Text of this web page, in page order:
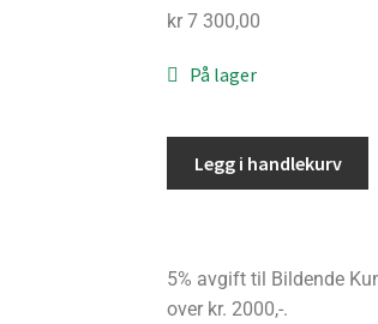
kr 7 300,00
På lager
Legg i handlekurv
5% avgift til Bildende
over kr. 2000,-.